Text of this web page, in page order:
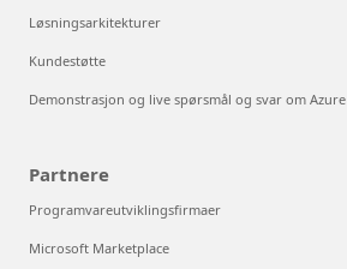
Løsningsarkitekturer
Kundestøtte
Demonstrasjon og live spørsmål og svar om Azure
Partnere
Programvareutviklingsfirmaer
Microsoft Marketplace